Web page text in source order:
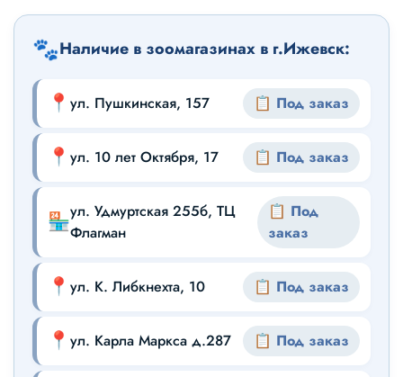
🐾Наличие в зоомагазинах в г.Ижевск:
📍 ул. Пушкинская, 157 📋 Под заказ
📍 ул. 10 лет Октября, 17 📋 Под заказ
🏪ул. Удмуртская 255б, ТЦ
Флагман
📋 Под
заказ
📍 ул. К. Либкнехта, 10 📋 Под заказ
📍 ул. Карла Маркса д.287 📋 Под заказ